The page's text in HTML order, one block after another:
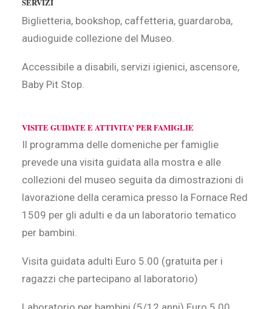
Biglietteria, bookshop, caffetteria, guardaroba,
audioguide collezione del Museo.
Accessibile a disabili, servizi igienici, ascensore,
Baby Pit Stop.
VISITE GUIDATE E ATTIVITA’ PER FAMIGLIE
Il programma delle domeniche per famiglie
prevede una visita guidata alla mostra e alle
collezioni del museo seguita da dimostrazioni di
lavorazione della ceramica presso la Fornace Red
1509 per gli adulti e da un laboratorio tematico
per bambini.
Visita guidata adulti Euro 5.00 (gratuita per i
ragazzi che partecipano al laboratorio)